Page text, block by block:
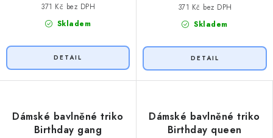
Skladem
371 Kč bez DPH
Skladem
371 Kč bez DPH
Dámské bavlněné triko
Birthday gang
Dámské bavlněné triko
Birthday queen